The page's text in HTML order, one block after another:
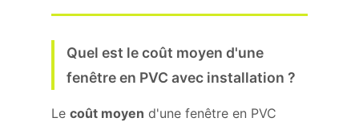
Quel est le coût moyen d'une
fenêtre en PVC avec installation ?
Le coût moyen d'une fenêtre en PVC